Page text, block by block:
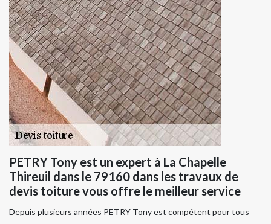
PETRY Tony est un expert à La Chapelle
Thireuil dans le 79160 dans les travaux de
devis toiture vous offre le meilleur service
Depuis plusieurs années PETRY Tony est compétent pour tous